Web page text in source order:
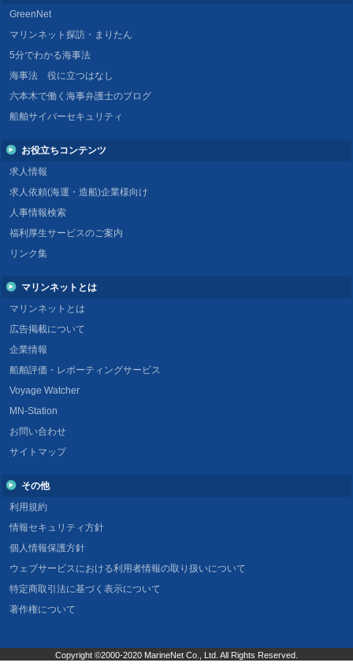
GreenNet
マリンネット探訪・まりたん
5分でわかる海事法
海事法 役に立つはなし
六本木で働く海事弁護士のブログ
船舶サイバーセキュリティ
お役立ちコンテンツ
求人情報
求人依頼(海運・造船)企業様向け
人事情報検索
福利厚生サービスのご案内
リンク集
マリンネットとは
マリンネットとは
広告掲載について
企業情報
船舶評価・レポーティングサービス
Voyage Watcher
MN-Station
お問い合わせ
サイトマップ
その他
利用規約
情報セキュリティ方針
個人情報保護方針
ウェブサービスにおける利用者情報の取り扱いについて
特定商取引法に基づく表示について
著作権について
Copyright ©2000-2020 MarineNet Co., Ltd. All Rights Reserved.